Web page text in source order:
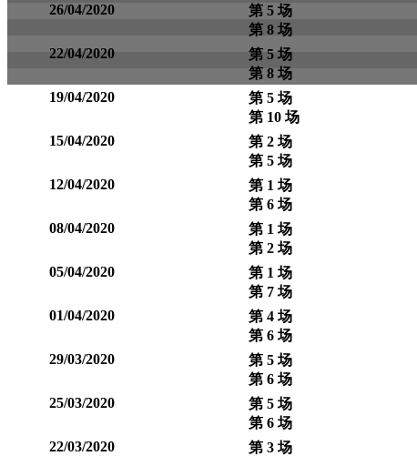
26/04/2020
第 5 场
第 8 场
22/04/2020
第 5 场
第 8 场
19/04/2020
第 5 场
第 10 场
15/04/2020
第 2 场
第 5 场
12/04/2020
第 1 场
第 6 场
08/04/2020
第 1 场
第 2 场
05/04/2020
第 1 场
第 7 场
01/04/2020
第 4 场
第 6 场
29/03/2020
第 5 场
第 6 场
25/03/2020
第 5 场
第 6 场
22/03/2020
第 3 场